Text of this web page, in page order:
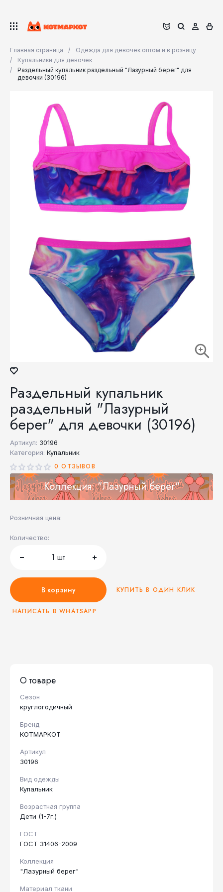
Главная страница
Одежда для девочек оптом и в розницу
Купальники для девочек
Раздельный купальник раздельный "Лазурный берег" для
девочки (30196)
Раздельный купальник
раздельный "Лазурный
берег" для девочки (30196)
Артикул: 30196
Категория: Купальник
0 ОТЗЫВОВ
Коллекция: "Лазурный берег"
Розничная цена:
Количество:
1 шт
В корзину КУПИТЬ В ОДИН КЛИК
НАПИСАТЬ В WHATSAPP
О товаре
Сезон
круглогодичный
Бренд
КОТМАРКОТ
Артикул
30196
Вид одежды
Купальник
Возрастная группа
Дети (1-7г.)
ГОСТ
ГОСТ 31406-2009
Коллекция
"Лазурный берег"
Материал ткани